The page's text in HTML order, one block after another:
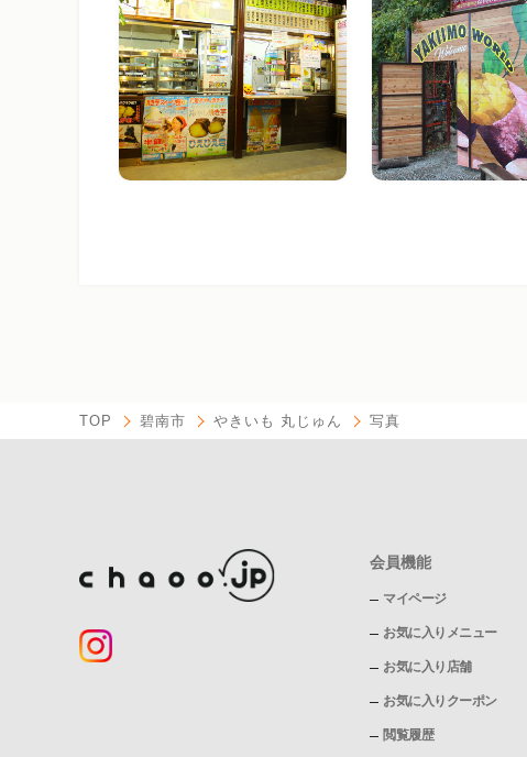
TOP 碧南市 やきいも 丸じゅん 写真
会員機能
マイページ
お気に入りメニュー
お気に入り店舗
お気に入りクーポン
閲覧履歴